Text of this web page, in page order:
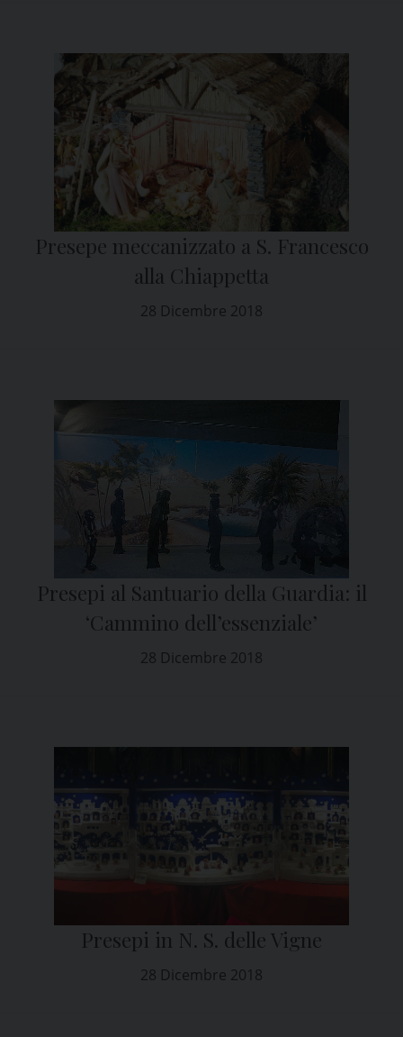
28 Dicembre 2018
Presepe meccanizzato a S. Francesco
alla Chiappetta
28 Dicembre 2018
Presepi al Santuario della Guardia: il
‘Cammino dell’essenziale’
28 Dicembre 2018
Presepi in N. S. delle Vigne